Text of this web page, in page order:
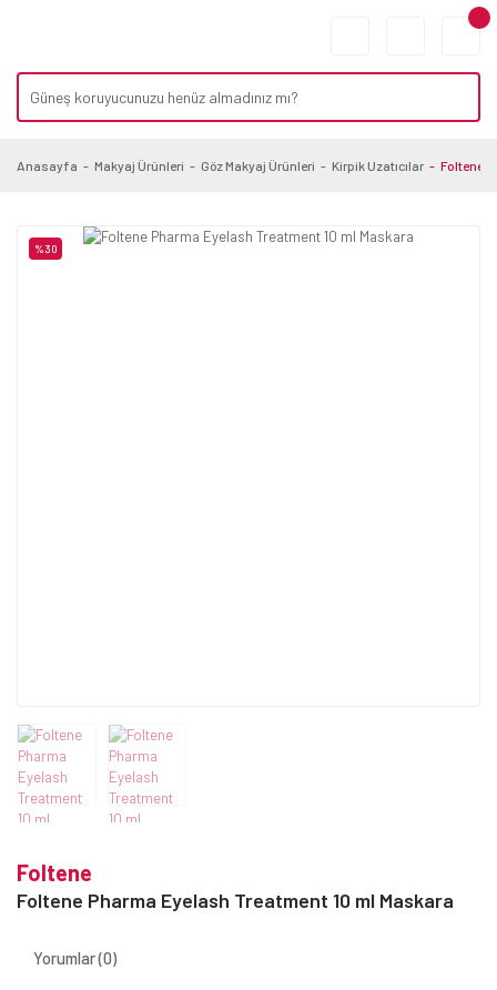
Anasayfa Makyaj Ürünleri Göz Makyaj Ürünleri Kirpik Uzatıcılar Foltene
%30
Foltene
Foltene Pharma Eyelash Treatment 10 ml Maskara
Yorumlar (0)